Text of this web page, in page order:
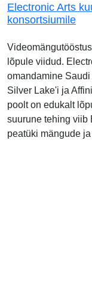
Electronic Arts
konsortsiumile
lõpule viidud.
omandamine
Silver Lake'i ja
poolt on edukalt
suurune tehing viib
peatüki mängude